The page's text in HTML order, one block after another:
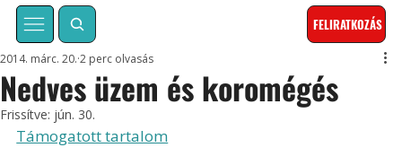
FELIRATKOZÁS
Nedves üzem és koromégés
2014. márc. 20. 2 perc olvasás
Frissítve: jún. 30.
Támogatott tartalom